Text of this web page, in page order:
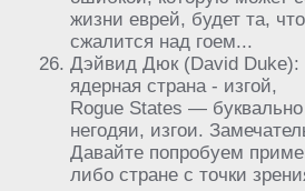
жизни еврей, будет та,
сжалится над гоем...
Дэйвид Дюк (David Duke):
ядерная страна - изгой,
Rogue States — буквально
негодяи, изгои.
Давайте попробуем
либо стране с точки